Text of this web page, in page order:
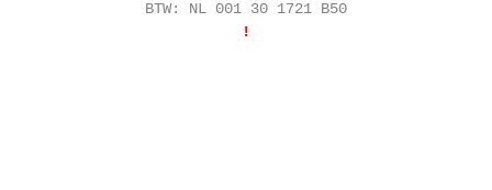
BTW: NL 001 30 1721 B50
!